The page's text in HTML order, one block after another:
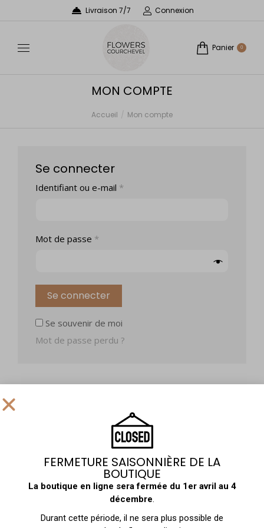
Livraison 7/7 Connexion
Panier 0
MON COMPTE
Accueil Mon compte
Se connecter
Identifiant ou e-mail *
Mot de passe *
Se connecter
Se souvenir de moi
Mot de passe perdu ?
Mot de passe*
FERMETURE SAISONNIÈRE DE LA
BOUTIQUE
La boutique en ligne sera fermée du 1er avril au 4
décembre
Durant cette période, il ne sera plus possible de